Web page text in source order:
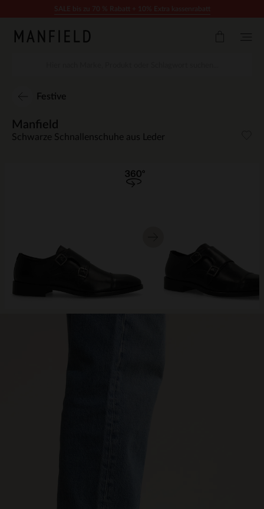
Festive
Manfield
Schwarze Schnallenschuhe aus Leder